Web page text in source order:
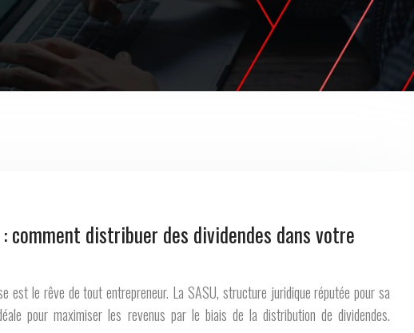
comment distribuer des dividendes dans votre
est le rêve de tout entrepreneur. La SASU, structure juridique réputée pour sa
pour maximiser les revenus par le biais de la distribution de dividendes.